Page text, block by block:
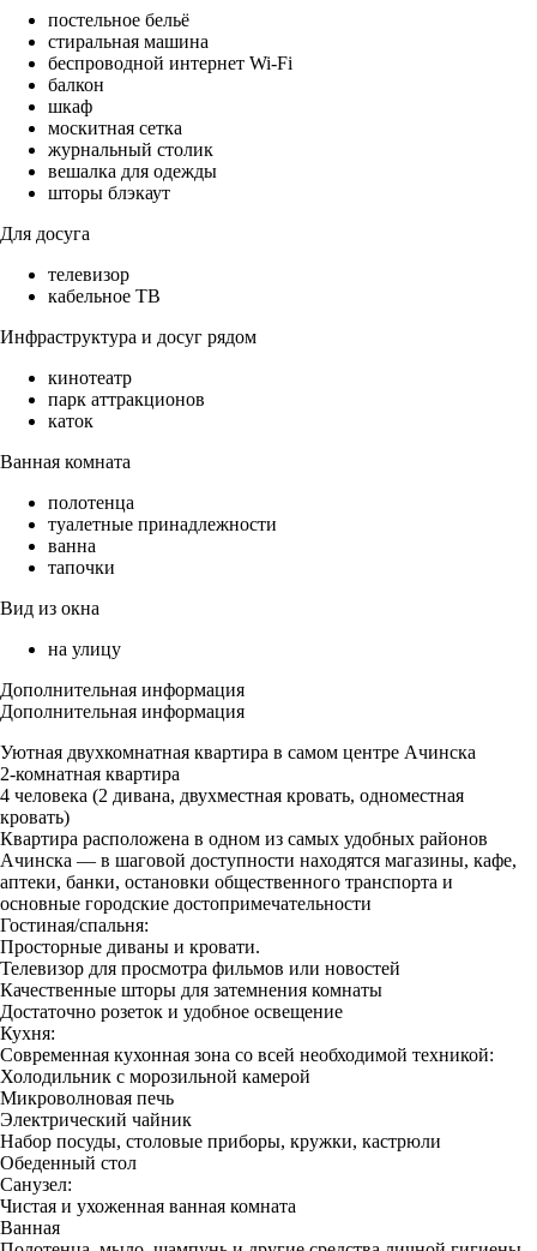
постельное бельё
стиральная машина
беспроводной интернет Wi-Fi
балкон
шкаф
москитная сетка
журнальный столик
вешалка для одежды
шторы блэкаут
Для досуга
телевизор
кабельное ТВ
Инфраструктура и досуг рядом
кинотеатр
парк аттракционов
каток
Ванная комната
полотенца
туалетные принадлежности
ванна
тапочки
Вид из окна
на улицу
Дополнительная информация
Дополнительная информация
Уютная двухкомнатная квартира в самом центре Ачинска
2-комнатная квартира
4 человека (2 дивана, двухместная кровать, одноместная
кровать)
Квартира расположена в одном из самых удобных районов
Ачинска — в шаговой доступности находятся магазины, кафе,
аптеки, банки, остановки общественного транспорта и
основные городские достопримечательности
Гостиная/спальня:
Просторные диваны и кровати.
Телевизор для просмотра фильмов или новостей
Качественные шторы для затемнения комнаты
Достаточно розеток и удобное освещение
Кухня:
Современная кухонная зона со всей необходимой техникой:
Холодильник с морозильной камерой
Микроволновая печь
Электрический чайник
Набор посуды, столовые приборы, кружки, кастрюли
Обеденный стол
Санузел:
Чистая и ухоженная ванная комната
Ванная